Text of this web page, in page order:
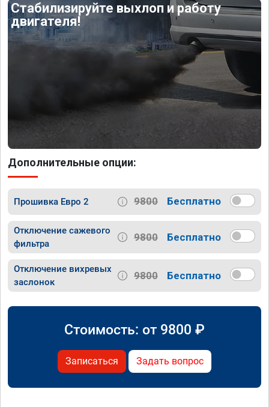
Стабилизируйте выхлоп и работу
двигателя!
Дополнительные опции:
Прошивка Евро 2 9800 Бесплатно
Отключение сажевого
фильтра
9800 Бесплатно
Отключение вихревых
заслонок
9800 Бесплатно
Стоимость: от 9800 ₽
Записаться Задать вопрос